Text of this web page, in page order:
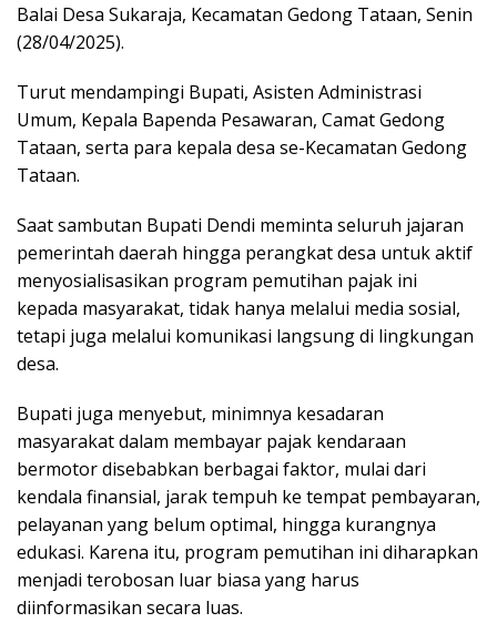
Balai Desa Sukaraja, Kecamatan Gedong Tataan, Senin
(28/04/2025).
Turut mendampingi Bupati, Asisten Administrasi
Umum, Kepala Bapenda Pesawaran, Camat Gedong
Tataan, serta para kepala desa se-Kecamatan Gedong
Tataan.
Saat sambutan Bupati Dendi meminta seluruh jajaran
pemerintah daerah hingga perangkat desa untuk aktif
menyosialisasikan program pemutihan pajak ini
kepada masyarakat, tidak hanya melalui media sosial,
tetapi juga melalui komunikasi langsung di lingkungan
desa.
Bupati juga menyebut, minimnya kesadaran
masyarakat dalam membayar pajak kendaraan
bermotor disebabkan berbagai faktor, mulai dari
kendala finansial, jarak tempuh ke tempat pembayaran,
pelayanan yang belum optimal, hingga kurangnya
edukasi. Karena itu, program pemutihan ini diharapkan
menjadi terobosan luar biasa yang harus
diinformasikan secara luas.